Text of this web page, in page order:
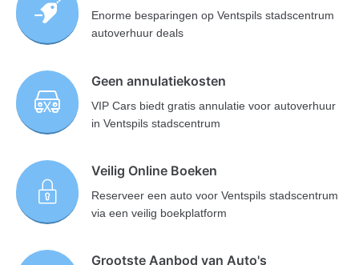
Enorme besparingen op Ventspils stadscentrum
autoverhuur deals
Geen annulatiekosten
VIP Cars biedt gratis annulatie voor autoverhuur
in Ventspils stadscentrum
Veilig Online Boeken
Reserveer een auto voor Ventspils stadscentrum
via een veilig boekplatform
Grootste Aanbod van Auto's